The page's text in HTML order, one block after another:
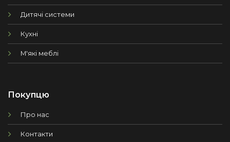
Дитячі системи
Кухні
М'які меблі
Покупцю
Про нас
Контакти